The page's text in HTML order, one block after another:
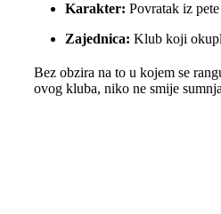
Karakter: Povratak iz
Zajednica: Klub koji
Bez obzira na to u kojem se
ovog kluba, niko ne smije